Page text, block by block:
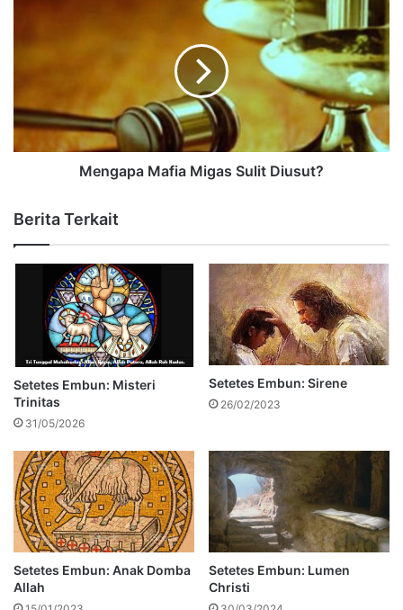
Mengapa Mafia Migas Sulit Diusut?
Berita Terkait
Setetes Embun: Misteri
Trinitas
31/05/2026
Setetes Embun: Sirene
26/02/2023
Setetes Embun: Anak Domba
Allah
Setetes Embun: Lumen
Christi